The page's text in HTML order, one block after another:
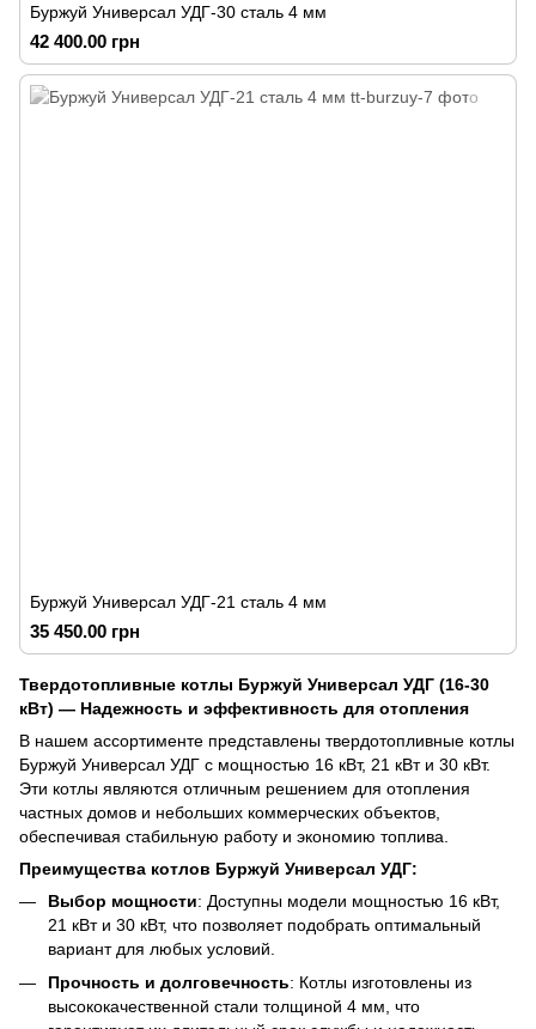
Буржуй Универсал УДГ-30 сталь 4 мм
42 400.00 грн
Буржуй Универсал УДГ-21 сталь 4 мм
35 450.00 грн
Твердотопливные котлы Буржуй Универсал УДГ (16-30
кВт) — Надежность и эффективность для отопления
В нашем ассортименте представлены твердотопливные котлы
Буржуй Универсал УДГ с мощностью 16 кВт, 21 кВт и 30 кВт.
Эти котлы являются отличным решением для отопления
частных домов и небольших коммерческих объектов,
обеспечивая стабильную работу и экономию топлива.
Преимущества котлов Буржуй Универсал УДГ:
Выбор мощности: Доступны модели мощностью 16 кВт,
21 кВт и 30 кВт, что позволяет подобрать оптимальный
вариант для любых условий.
Прочность и долговечность: Котлы изготовлены из
высококачественной стали толщиной 4 мм, что